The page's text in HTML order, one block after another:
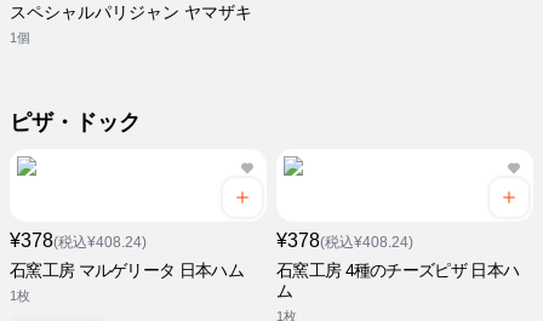
スペシャルパリジャン ヤマザキ
1個
ピザ・ドック
¥378(税込¥408.24)
石窯工房 マルゲリータ 日本ハム
1枚
¥378(税込¥408.24)
石窯工房 4種のチーズピザ 日本ハ
ム
1枚